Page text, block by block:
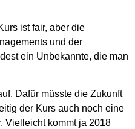
ist fair, aber die
und der
ein Unbekannte, die man
Dafür müsste die Zukunft
der Kurs auch noch eine
Vielleicht kommt ja 2018